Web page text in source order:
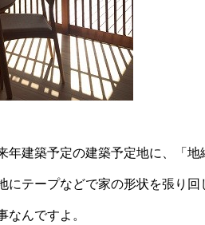
年建築予定の建築予定地に、「地
にテープなどで家の形状を張り
なんですよ。